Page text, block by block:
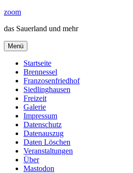
Zum
springen
zoom
das Sauerland und mehr
Menü
Startseite
Brennessel
Franzosenfriedhof
Siedlinghausen
Freizeit
Galerie
Impressum
Datenschutz
Datenauszug
Daten Löschen
Veranstaltungen
Über
Mastodon